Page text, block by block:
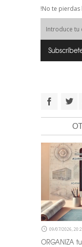
!No te pierdas
09/07/2026,
ORGANIZA